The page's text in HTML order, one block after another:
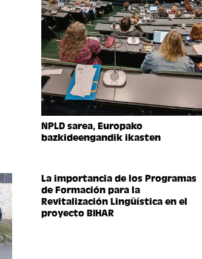
NPLD sarea, Europako
bazkideengandik ikasten
La importancia de los Programas
de Formación para la
Revitalización Lingüística en el
proyecto BIHAR